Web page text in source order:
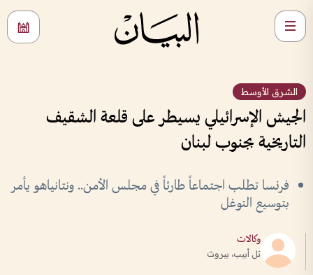
الشرق الأوسط
الجيش الإسرائيلي يسيطر على قلعة الشقيف
التاريخية بجنوب لبنان
فرنسا تطلب اجتماعاً طارئاً في مجلس الأمن.. ونتانياهو يأمر
بتوسيع التوغل
وكالات
تل أبيب، بيروت